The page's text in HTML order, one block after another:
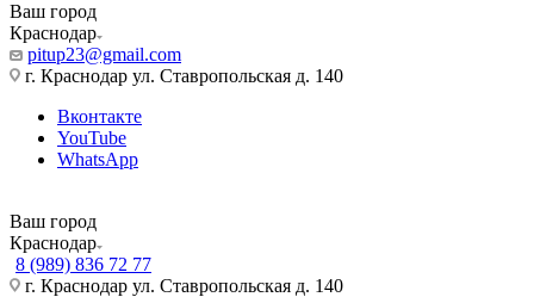
Ваш город
Краснодар
pitup23@gmail.com
г. Краснодар ул. Ставропольская д. 140
Вконтакте
YouTube
WhatsApp
Ваш город
Краснодар
8 (989) 836 72 77
г. Краснодар ул. Ставропольская д. 140